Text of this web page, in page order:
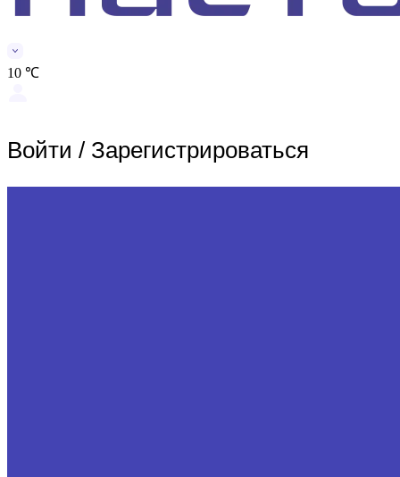
10 ℃
Войти / Зарегистрироваться